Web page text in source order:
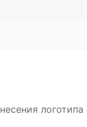
логотипа